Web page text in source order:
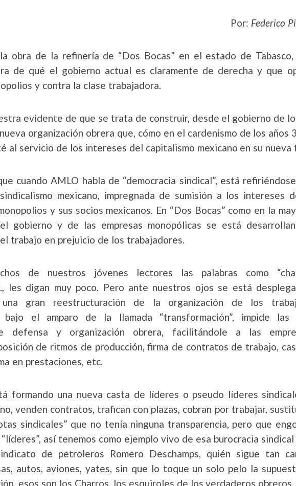
Por: Federico
obra de la refinería de “Dos Bocas” en el estado de Tabasco,
de qué el gobierno actual es claramente de derecha y que
y contra la clase trabajadora.
evidente de que se trata de construir, desde el gobierno de
organización obrera que, cómo en el cardenismo de los años
al servicio de los intereses del capitalismo mexicano en su nueva
cuando AMLO habla de “democracia sindical”, está
mexicano, impregnada de sumisión a los intereses
y sus socios mexicanos. En “Dos Bocas” como en la
gobierno y de las empresas monopólicas se está
trabajo en prejuicio de los trabajadores.
de nuestros jóvenes lectores las palabras como
les digan muy poco. Pero ante nuestros ojos se está
una gran reestructuración de la organización de los
bajo el amparo de la llamada “transformación”, impide las
defensa y organización obrera, facilitándole a las
de ritmos de producción, firma de contratos de trabajo,
en prestaciones, etc.
formando una nueva casta de líderes o pseudo líderes
venden contratos, trafican con plazas, cobran por trabajar,
sindicales” que no tenía ninguna transparencia, pero que
así tenemos como ejemplo vivo de esa burocracia
de petroleros Romero Deschamps, quién sigue tan
autos, aviones, yates, sin que lo toque un solo pelo la
esos son los Charros, los esquiroles de los verdaderos obreros.